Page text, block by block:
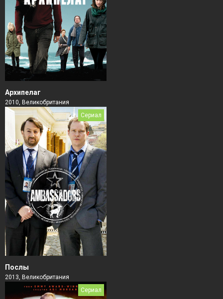
Архипелаг
2010, Великобритания
Сериал
Послы
2013, Великобритания
Сериал